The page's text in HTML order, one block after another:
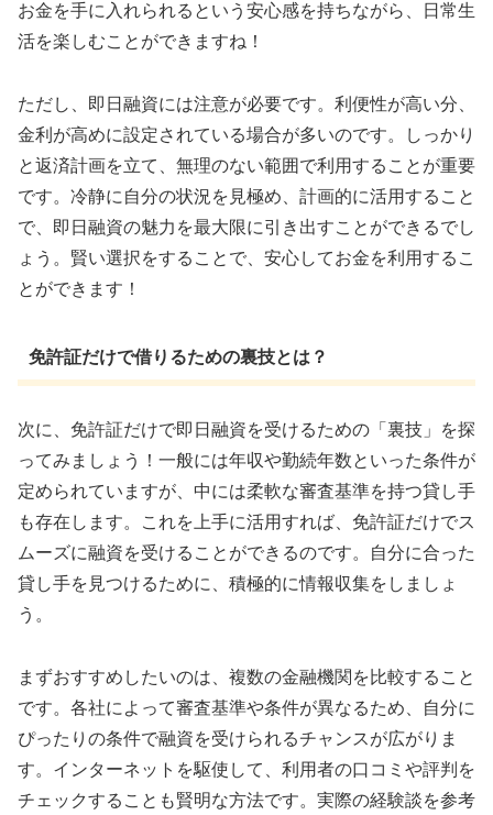
お金を手に入れられるという安心感を持ちながら、日常生
活を楽しむことができますね！
ただし、即日融資には注意が必要です。利便性が高い分、
金利が高めに設定されている場合が多いのです。しっかり
と返済計画を立て、無理のない範囲で利用することが重要
です。冷静に自分の状況を見極め、計画的に活用すること
で、即日融資の魅力を最大限に引き出すことができるでし
ょう。賢い選択をすることで、安心してお金を利用するこ
とができます！
免許証だけで借りるための裏技とは？
次に、免許証だけで即日融資を受けるための「裏技」を探
ってみましょう！一般には年収や勤続年数といった条件が
定められていますが、中には柔軟な審査基準を持つ貸し手
も存在します。これを上手に活用すれば、免許証だけでス
ムーズに融資を受けることができるのです。自分に合った
貸し手を見つけるために、積極的に情報収集をしましょ
う。
まずおすすめしたいのは、複数の金融機関を比較すること
です。各社によって審査基準や条件が異なるため、自分に
ぴったりの条件で融資を受けられるチャンスが広がりま
す。インターネットを駆使して、利用者の口コミや評判を
チェックすることも賢明な方法です。実際の経験談を参考